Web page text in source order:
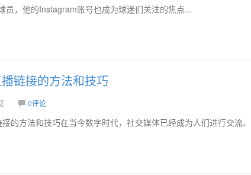
员，他的Instagram账号也成为球迷们关注的焦点...
链接的方法和技巧
0评论
的方法和技巧在当今数字时代，社交媒体已经成为人们进行交流